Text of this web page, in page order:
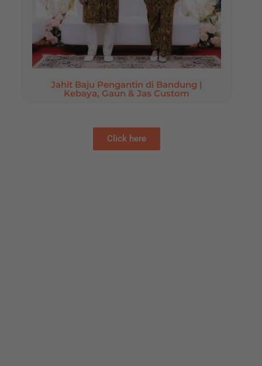
Jahit Baju Pengantin di Bandung |
Kebaya, Gaun & Jas Custom
Click here